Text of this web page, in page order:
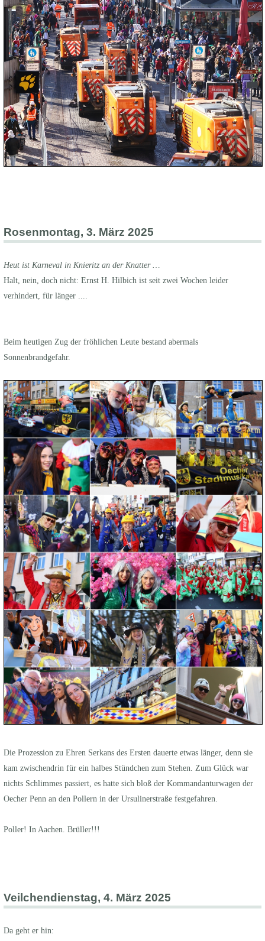
Rosenmontag, 3. März 2025
Heut ist Karneval in Knieritz an der Knatter …
Halt, nein, doch nicht: Ernst H. Hilbich ist seit zwei Wochen leider
verhindert, für länger ....
Beim heutigen Zug der fröhlichen Leute bestand abermals
Sonnenbrandgefahr.
Die Prozession zu Ehren Serkans des Ersten dauerte etwas länger, denn sie
kam zwischendrin für ein halbes Stündchen zum Stehen. Zum Glück war
nichts Schlimmes passiert, es hatte sich bloß der Kommandanturwagen der
Oecher Penn an den Pollern in der Ursulinerstraße festgefahren.
Poller! In Aachen. Brüller!!!
Veilchendienstag, 4. März 2025
Da geht er hin: